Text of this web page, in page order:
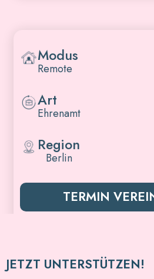
Modus
Remote
Art
Ehrenamt
Region
Berlin
TERMIN
JETZT UNTERSTÜTZEN!